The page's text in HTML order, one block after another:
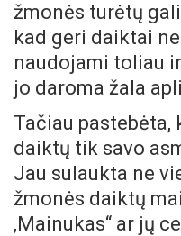
žmonės turėtų
kad geri daiktai
naudojami toliau
jo daroma žala
Tačiau pastebėta,
daiktų tik savo
Jau sulaukta ne
žmonės daiktų
‚Mainukas“ ar jų